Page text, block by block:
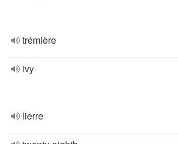
trémière
ivy
lierre